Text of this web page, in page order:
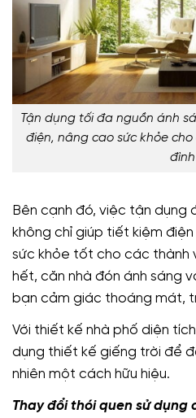
Tận dụng tối đa nguồn ánh
điện, nâng cao sức khỏe
đình
Bên cạnh đó, việc tận dụng
không chỉ giúp tiết kiệm
sức khỏe tốt cho các thành
hết, căn nhà đón ánh sáng
bạn cảm giác thoáng mát,
Với thiết kế nhà phố diện
dụng thiết kế giếng trời để
nhiên một cách hữu hiệu.
Thay đổi thói quen sử